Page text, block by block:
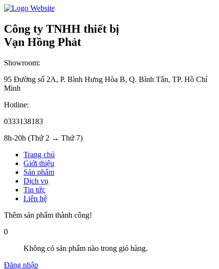
Công ty TNHH thiết bị
Vạn Hồng Phát
Showroom:
95 Đường số 2A, P. Bình Hưng Hòa B, Q. Bình Tân, TP. Hồ Chí
Minh
Hotline:
0333138183
8h-20h (Thứ 2 → Thứ 7)
Trang chủ
Giới thiệu
Sản phẩm
Dịch vụ
Tin tức
Liên hệ
Thêm sản phẩm thành công!
0
Không có sản phẩm nào trong giỏ hàng.
Đăng nhập